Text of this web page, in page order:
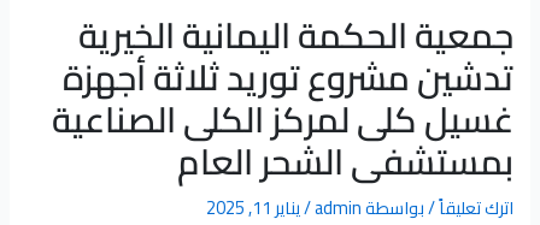
جمعية الحكمة اليمانية الخيرية
تدشين مشروع توريد ثلاثة أجهزة
غسيل كلى لمركز الكلى الصناعية
بمستشفى الشحر العام
اترك تعليقاً/ بواسطةadmin
/يناير 11, 2025